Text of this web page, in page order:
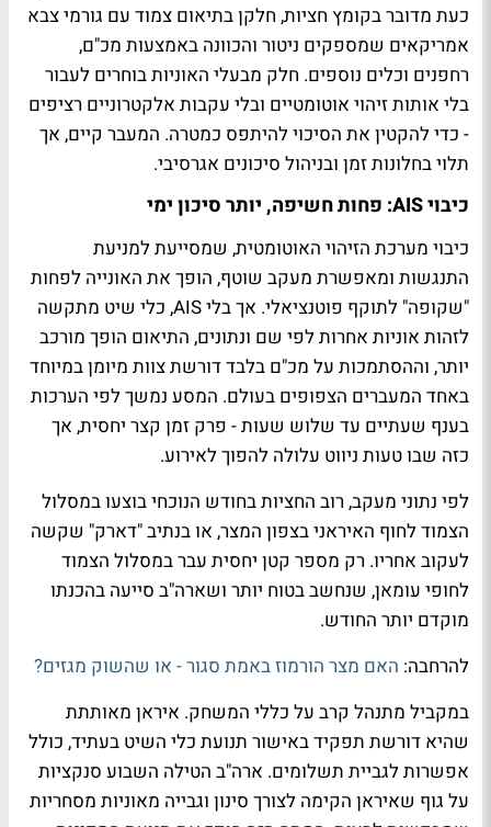
כעת מדובר בקומץ חציות, חלקן בתיאום צמוד עם גורמי צבא
אמריקאים שמספקים ניטור והכוונה באמצעות מכ"ם,
רחפנים וכלים נוספים. חלק מבעלי האוניות בוחרים לעבור
בלי אותות זיהוי אוטומטיים ובלי עקבות אלקטרוניים רציפים
- כדי להקטין את הסיכוי להיתפס כמטרה. המעבר קיים, אך
תלוי בחלונות זמן ובניהול סיכונים אגרסיבי.
כיבוי AIS: פחות חשיפה, יותר סיכון ימי
כיבוי מערכת הזיהוי האוטומטית, שמסייעת למניעת
התנגשות ומאפשרת מעקב שוטף, הופך את האונייה לפחות
"שקופה" לתוקף פוטנציאלי. אך בלי AIS, כלי שיט מתקשה
לזהות אוניות אחרות לפי שם ונתונים, התיאום הופך מורכב
יותר, וההסתמכות על מכ"ם בלבד דורשת צוות מיומן במיוחד
באחד המעברים הצפופים בעולם. המסע נמשך לפי הערכות
בענף שעתיים עד שלוש שעות - פרק זמן קצר יחסית, אך
כזה שבו טעות ניווט עלולה להפוך לאירוע.
לפי נתוני מעקב, רוב החציות בחודש הנוכחי בוצעו במסלול
הצמוד לחוף האיראני בצפון המצר, או בנתיב "דארק" שקשה
לעקוב אחריו. רק מספר קטן יחסית עבר במסלול הצמוד
לחופי עומאן, שנחשב בטוח יותר ושארה"ב סייעה בהכנתו
מוקדם יותר החודש.
להרחבה: האם מצר הורמוז באמת סגור - או שהשוק מגזים?
במקביל מתנהל קרב על כללי המשחק. איראן מאותתת
שהיא דורשת תפקיד באישור תנועת כלי השיט בעתיד, כולל
אפשרות לגביית תשלומים. ארה"ב הטילה השבוע סנקציות
על גוף שאיראן הקימה לצורך סינון וגבייה מאוניות מסחריות